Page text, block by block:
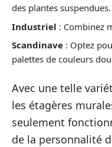
des plantes suspendues.
Industriel : Combinez
Scandinave : Optez
palettes de couleurs
Avec une telle
les étagères
seulement
de la personnalité